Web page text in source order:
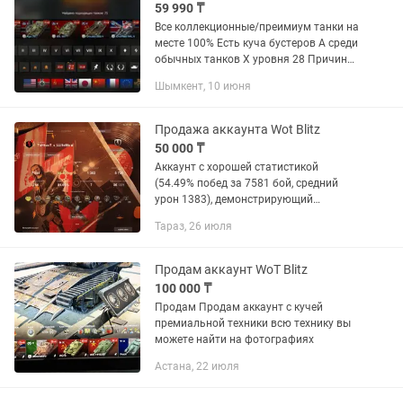
59 990 ₸
Все коллекционные/преимиум танки на
месте 100% Есть куча бустеров А среди
обычных танков Х уровня 28 Причина
для меня скучной 🥱 Любителям
Шымкент, 10 июня
Продажа аккаунта Wot Blitz
50 000 ₸
Аккаунт с хорошей статистикой
(54.49% побед за 7581 бой, средний
урон 1383), демонстрирующий
характеристики: Бои/Победы: 7,581
Тараз, 26 июля
Продам аккаунт WoT Blitz
100 000 ₸
Продам Продам аккаунт с кучей
премиальной техники всю технику вы
можете найти на фотографиях
Астана, 22 июля